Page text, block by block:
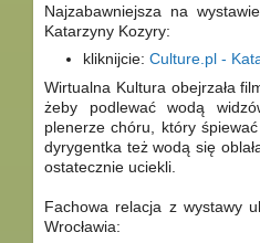
Najzabawniejsza na
Katarzyny Kozyry:
kliknijcie: Culture.pl -
Wirtualna Kultura obejrzała
żeby podlewać wodą
plenerze chóru, który
dyrygentka też wodą się
ostatecznie uciekli.
Fachowa relacja z wystawy
Wrocławia: